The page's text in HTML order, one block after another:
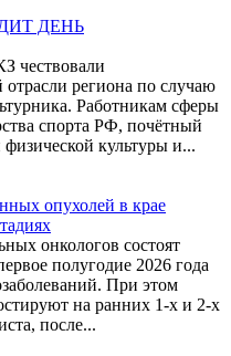
ДЕНЬ
чествовали
отрасли региона по случаю
Работникам сферы
спорта РФ, почётный
физической культуры и...
опухолей в крае
онкологов состоят
полугодие 2026 года
При этом
на ранних 1-х и 2-х
после...